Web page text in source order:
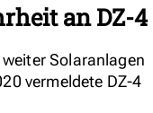
an DZ-4
Solaranlagen
vermeldete DZ-4